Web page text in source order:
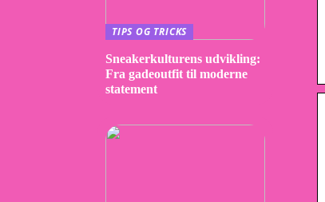
TIPS OG TRICKS
Sneakerkulturens udvikling:
Fra gadeoutfit til moderne
statement